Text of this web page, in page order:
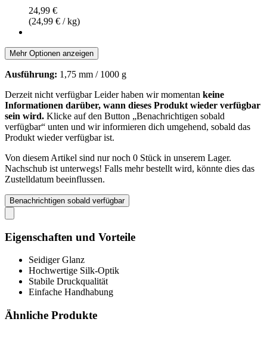
24,99 €
(24,99 € / kg)
Mehr Optionen anzeigen
Ausführung: 1,75 mm / 1000 g
Derzeit nicht verfügbarLeider haben wir momentan keine
Informationen darüber, wann dieses Produkt wieder verfügbar
sein wird. Klicke auf den Button „Benachrichtigen sobald
verfügbar“ unten und wir informieren dich umgehend, sobald das
Produkt wieder verfügbar ist.
Von diesem Artikel sind nur noch 0 Stück in unserem Lager.
Nachschub ist unterwegs! Falls mehr bestellt wird, könnte dies das
Zustelldatum beeinflussen.
Benachrichtigen sobald verfügbar
Eigenschaften und Vorteile
Seidiger Glanz
Hochwertige Silk-Optik
Stabile Druckqualität
Einfache Handhabung
Ähnliche Produkte